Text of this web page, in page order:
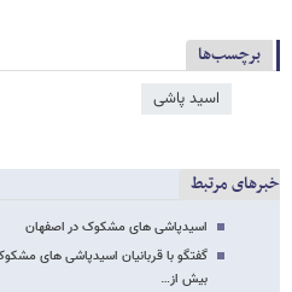
برچسب‌ها
اسید پاشی
خبرهای مرتبط
اسیدپاشی های مشکوک در اصفهان
گفتگو با قربانیان اسیدپاشی های
بیش از…